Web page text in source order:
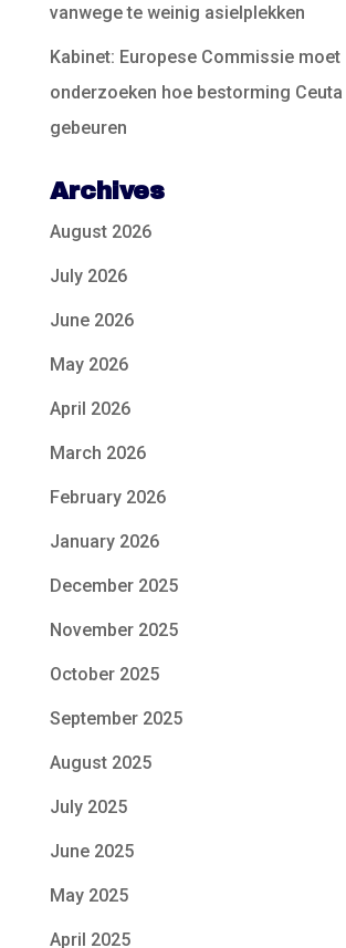
vanwege te weinig asielplekken
Kabinet: Europese Commissie moet
onderzoeken hoe bestorming Ceuta
gebeuren
Archives
August 2026
July 2026
June 2026
May 2026
April 2026
March 2026
February 2026
January 2026
December 2025
November 2025
October 2025
September 2025
August 2025
July 2025
June 2025
May 2025
April 2025